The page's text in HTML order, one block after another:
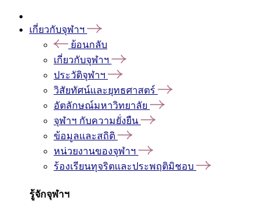
เกี่ยวกับจุฬาฯ
ย้อนกลับ
เกี่ยวกับจุฬาฯ
ประวัติจุฬาฯ
วิสัยทัศน์และยุทธศาสตร์
อัตลักษณ์มหาวิทยาลัย
จุฬาฯ กับความยั่งยืน
ข้อมูลและสถิติ
หน่วยงานของจุฬาฯ
ร้องเรียนทุจริตและประพฤติมิชอบ
รู้จักจุฬาฯ